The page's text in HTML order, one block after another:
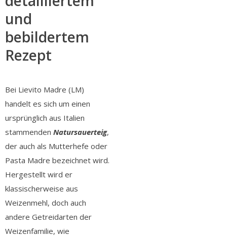
und
bebildertem
Rezept
Bei Lievito Madre (LM)
handelt es sich um einen
ursprünglich aus Italien
stammenden Natursauerteig,
der auch als Mutterhefe oder
Pasta Madre bezeichnet wird.
Hergestellt wird er
klassischerweise aus
Weizenmehl, doch auch
andere Getreidarten der
Weizenfamilie, wie